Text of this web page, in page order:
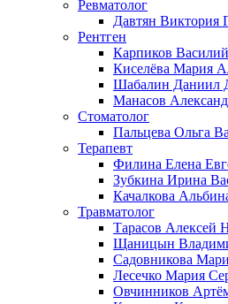
Ревматолог
Давтян Виктория
Рентген
Карпиков
Киселёва Мария
Шабалин Даниил
Манасов
Стоматолог
Пальцева Ольга
Терапевт
Филина Елена
Зубкина Ирина
Качалкова
Травматолог
Тарасов Алексей
Щаницын
Садовникова
Лесечко Мария
Овчинников